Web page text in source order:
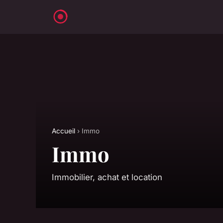
Accueil › Immo
Immo
Immobilier, achat et location